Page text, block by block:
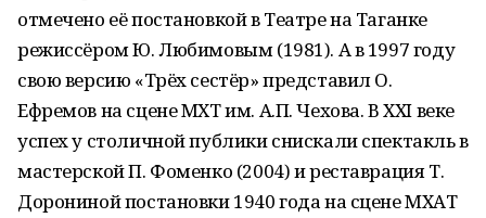
отмечено её постановкой в Театре на Таганке
режиссёром Ю. Любимовым (1981). А в 1997 году
свою версию «Трёх сестёр» представил О.
Ефремов на сцене МХТ им. А.П. Чехова. В ХХI веке
успех у столичной публики снискали спектакль в
мастерской П. Фоменко (2004) и реставрация Т.
Дорониной постановки 1940 года на сцене МХАТ